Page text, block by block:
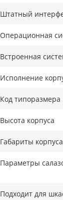
Штатный
Операционная
Встроенная
Исполнение
Код типоразмера
Высота корпуса
Габариты
Параметры
Подходит для